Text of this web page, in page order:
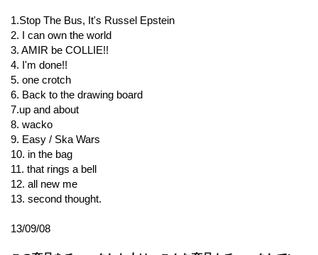
1.Stop The Bus, It's Russel Epstein
2. I can own the world
3. AMIR be COLLIE!!
4. I'm done!!
5. one crotch
6. Back to the drawing board
7.up and about
8. wacko
9. Easy / Ska Wars
10. in the bag
11. that rings a bell
12. all new me
13. second thought.
13/09/08